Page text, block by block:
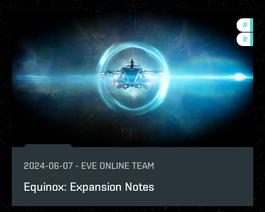
#
#
2024-06-07 - EVE ONLINE TEAM
Equinox: Expansion Notes